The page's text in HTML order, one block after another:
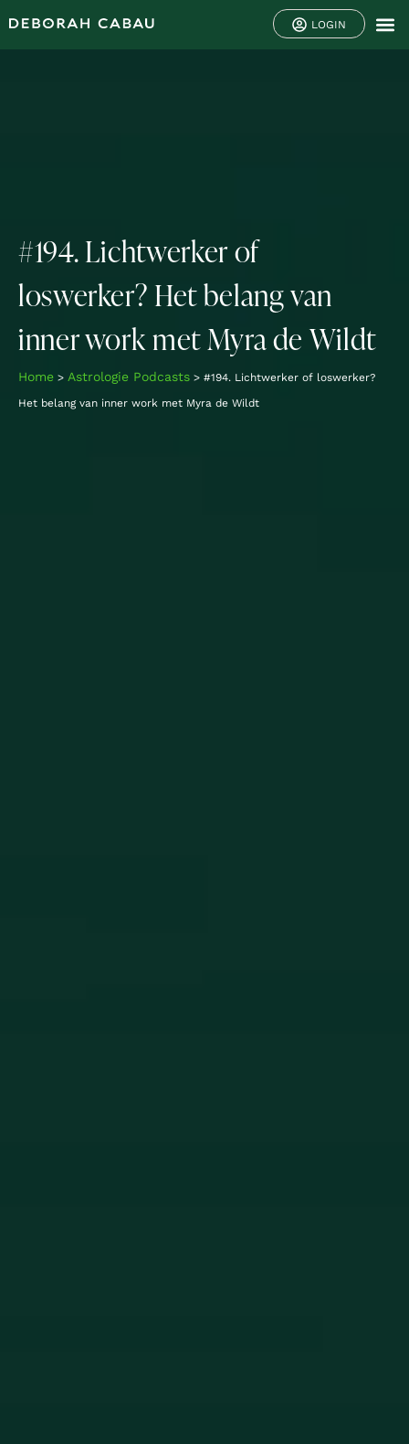
LOGIN
#194. Lichtwerker of
loswerker? Het belang van
inner work met Myra de Wildt
Home > Astrologie Podcasts > #194. Lichtwerker of loswerker?
Het belang van inner work met Myra de Wildt